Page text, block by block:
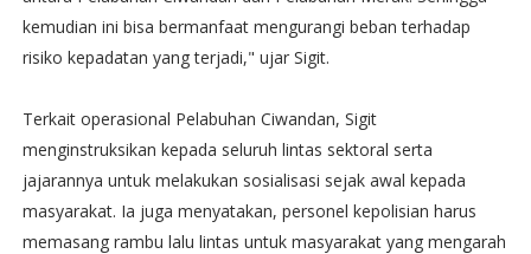
kemudian ini bisa bermanfaat mengurangi beban terhadap
risiko kepadatan yang terjadi," ujar Sigit.
Terkait operasional Pelabuhan Ciwandan, Sigit
menginstruksikan kepada seluruh lintas sektoral serta
jajarannya untuk melakukan sosialisasi sejak awal kepada
masyarakat. Ia juga menyatakan, personel kepolisian harus
memasang rambu lalu lintas untuk masyarakat yang mengarah